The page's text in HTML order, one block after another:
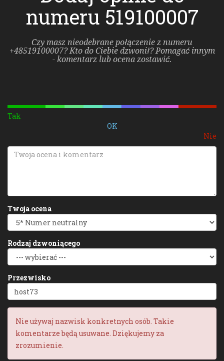
numeru 519100007
Czy masz nieodebrane połączenie z numeru
+48519100007? Kto do Ciebie dzwonił? Pomagać innym
- komentarz lub ocena zostawić.
Tak
OK
Nie
Twoja ocena
Rodzaj dzwoniącego
Przezwisko
Nie używaj nazwisk konkretnych osób. Takie
komentarze będą usuwane. Dziękujemy za
zrozumienie.